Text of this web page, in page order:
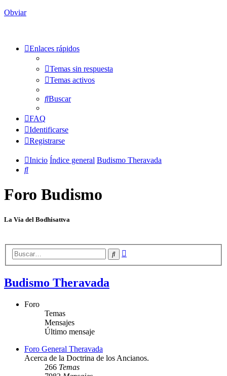
Obviar
Enlaces rápidos
Temas sin respuesta
Temas activos
Buscar
FAQ
Identificarse
Registrarse
Inicio Índice general Budismo Theravada
Buscar
Foro Budismo
La Vía del Bodhisattva
Buscar
Budismo Theravada
Foro
Temas
Mensajes
Último mensaje
Foro General Theravada
Acerca de la Doctrina de los Ancianos.
266 Temas